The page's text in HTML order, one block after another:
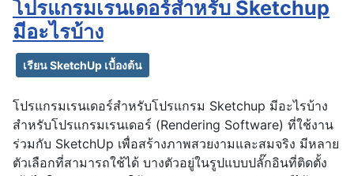
โปรแกรมเรนเดอร์สำหรับ Sketchup
มีอะไรบ้าง
เรียน SketchUp เบื้องต้น
โปรแกรมเรนเดอร์สำหรับโปรแกรม Sketchup มีอะไรบ้าง
สำหรับโปรแกรมเรนเดอร์ (Rendering Software) ที่ใช้งาน
ร่วมกับ SketchUp เพื่อสร้างภาพสวยงามและสมจริง มีหลาย
ตัวเลือกที่สามารถใช้ได้ บางตัวอยู่ในรูปแบบปลั๊กอินที่ติดตั้ง